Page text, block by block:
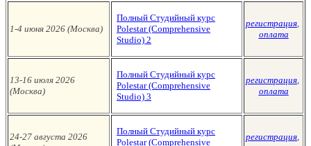
1-4 июня 2026 (Москва)
Полный Студийный курс
Polestar (Сomprehensive
Studio) 2
регистрация,
оплата
13-16 июля 2026
(Москва)
Полный Студийный курс
Polestar (Сomprehensive
Studio) 3
регистрация,
оплата
24-27 августа 2026
Полный Студийный курс
Polestar (Сomprehensive
регистрация,